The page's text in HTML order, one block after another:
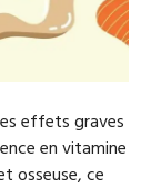
effets graves
en vitamine
osseuse, ce